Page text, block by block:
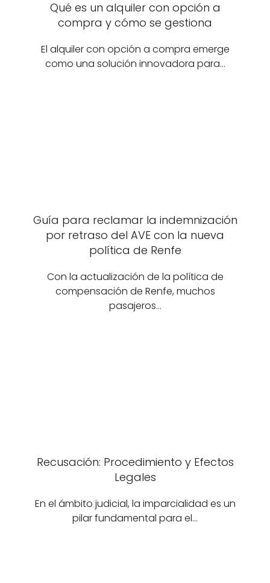
Qué es un alquiler con opción a
compra y cómo se gestiona
El alquiler con opción a compra emerge
como una solución innovadora para…
Guía para reclamar la indemnización
por retraso del AVE con la nueva
política de Renfe
Con la actualización de la política de
compensación de Renfe, muchos
pasajeros…
Recusación: Procedimiento y Efectos
Legales
En el ámbito judicial, la imparcialidad es un
pilar fundamental para el…